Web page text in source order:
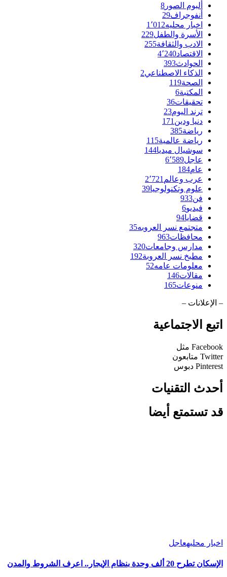
ألبوم الصور 8
أنفوجراف29
اخبار محليه1٬012
الأسرة والطفل229
الادب والثقافة255
الاقتصاد4٬240
الحوادث393
الذكاء الاصطناعي2
الصحة119
المكتبة6
تحقيقات36
ترند اليوم23
دنيا ودين 171
رياضة385
رياضة عالمية115
سوشيال ميديا144
عاجل6٬589
عام184
عرب وعالم 2٬721
علوم وتكنولوجيا39
فن933
فيديو6
قضايا94
متجتمع نسر العروبه35
محافظات963
مدارس وجامعات320
مطبخ نسر العروبة192
معلومات عامه52
مقالات146
منوعات165
– الإعلانات –
اتبع الاجتماعية
Facebook مثل
Twitter متابعون
Pinterest دبوس
أحدث التقنيات
قد تستمتع أيضا
اخبار محليهعاجل
الإسكان تطرح 20 ألف وحدة بنظام الإيجار.. اعرف الشروط والمدن